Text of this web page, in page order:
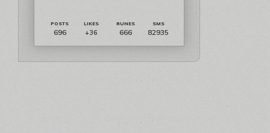
696 +36 666 82935